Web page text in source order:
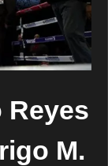
Reyes
M.